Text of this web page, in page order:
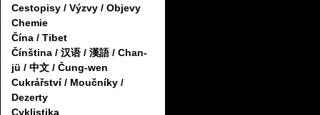
Cestopisy / Výzvy / Objevy
Chemie
Čína / Tibet
Čínština / 汉语 / 漢語 / Chan-
jü / 中文 / Čung-wen
Cukrářství / Moučníky /
Dezerty
Cyklistika